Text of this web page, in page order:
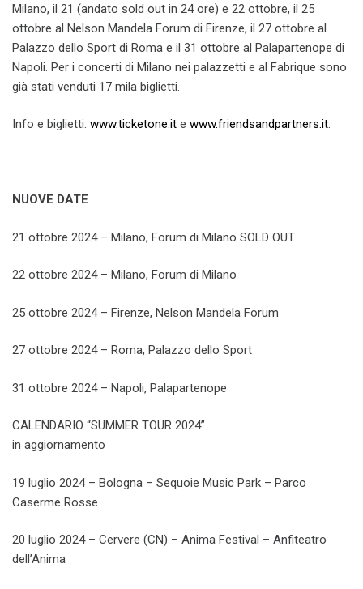
Milano, il 21 (andato sold out in 24 ore) e 22 ottobre, il 25
ottobre al Nelson Mandela Forum di Firenze, il 27 ottobre al
Palazzo dello Sport di Roma e il 31 ottobre al Palapartenope di
Napoli. Per i concerti di Milano nei palazzetti e al Fabrique sono
già stati venduti 17 mila biglietti.
Info e biglietti: www.ticketone.it e www.friendsandpartners.it.
NUOVE DATE
21 ottobre 2024 – Milano, Forum di Milano SOLD OUT
22 ottobre 2024 – Milano, Forum di Milano
25 ottobre 2024 – Firenze, Nelson Mandela Forum
27 ottobre 2024 – Roma, Palazzo dello Sport
31 ottobre 2024 – Napoli, Palapartenope
CALENDARIO “SUMMER TOUR 2024”
in aggiornamento
19 luglio 2024 – Bologna – Sequoie Music Park – Parco
Caserme Rosse
20 luglio 2024 – Cervere (CN) – Anima Festival – Anfiteatro
dell’Anima